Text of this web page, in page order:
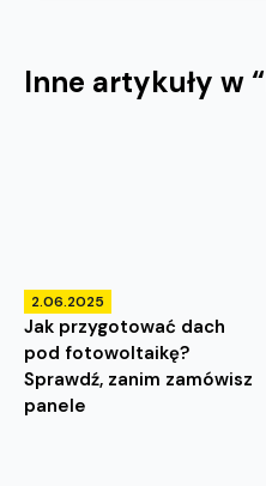
Inne artykuły w “
2.06.2025
Jak przygotować dach
pod fotowoltaikę?
Sprawdź, zanim zamówisz
panele